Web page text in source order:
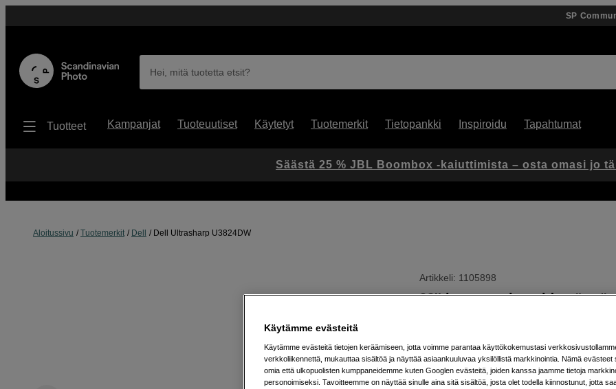
SP
Hei, mitä tuotetta etsit?
Tuotteet Kampanjat Tuoteuutiset Käytetyt Tuotemerkit Tietopankki Inspiroidu Tapahtumat
Aloitussivu Tuotemerkit Dell Dell Ultrasharp U3824DW
Artikkeli: 1105898
38'' kaareva ultrawide-näyttö
Verkkokauppa:Ei varastossa
Säästä 25 % JBL Boombox -kaiuttimista – osta omasi jo
Käytämme evästeitä
Käytämme evästeitä tietojen keräämiseen, jotta voimme parantaa käyttökokemustasi
verkkoliikennettä, mukauttaa sisältöä ja näyttää asiaankuuluvaa yksilöllistä markkinointia. Nämä evästeet
omia että ulkopuolisten kumppaneidemme kuten Googlen evästeitä, joiden kanssa jaamme tietoja
personoimiseksi. Tavoitteemme on näyttää sinulle aina sitä sisältöä, josta olet todella kiinnostunut, jotta